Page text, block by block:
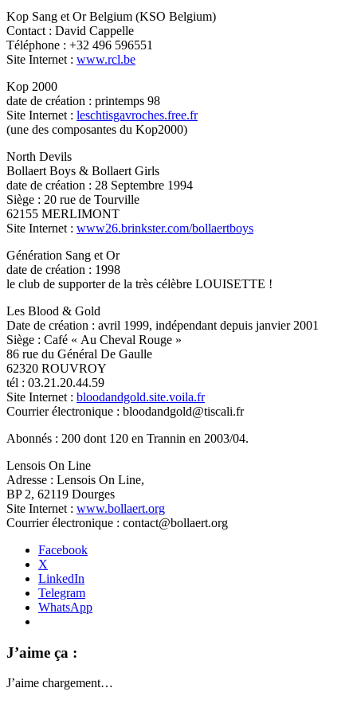
Kop Sang et Or Belgium (KSO Belgium)
Contact : David Cappelle
Téléphone : +32 496 596551
Site Internet : www.rcl.be
Kop 2000
date de création : printemps 98
Site Internet : leschtisgavroches.free.fr
(une des composantes du Kop2000)
North Devils
Bollaert Boys & Bollaert Girls
date de création : 28 Septembre 1994
Siège : 20 rue de Tourville
62155 MERLIMONT
Site Internet : www26.brinkster.com/bollaertboys
Génération Sang et Or
date de création : 1998
le club de supporter de la très célèbre LOUISETTE !
Les Blood & Gold
Date de création : avril 1999, indépendant depuis janvier 2001
Siège : Café « Au Cheval Rouge »
86 rue du Général De Gaulle
62320 ROUVROY
tél : 03.21.20.44.59
Site Internet : bloodandgold.site.voila.fr
Courrier électronique : bloodandgold@tiscali.fr
Abonnés : 200 dont 120 en Trannin en 2003/04.
Lensois On Line
Adresse : Lensois On Line,
BP 2, 62119 Dourges
Site Internet : www.bollaert.org
Courrier électronique : contact@bollaert.org
Facebook
X
LinkedIn
Telegram
WhatsApp
J’aime ça :
J’aime chargement…